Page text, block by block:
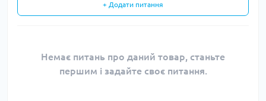
+ Додати питання
Немає питань про даний товар, станьте
першим і задайте своє питання.